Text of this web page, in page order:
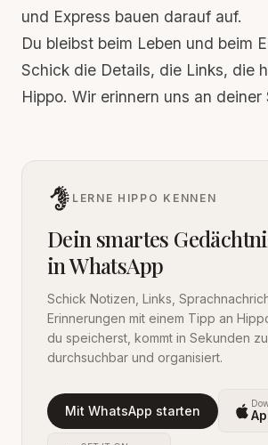
und Express bauen darauf auf.
Du bleibst beim Leben und beim
Schick die Details, die Links, die
Hippo. Wir erinnern uns an deiner
LERNE HIPPO KENNEN
Dein smartes
in WhatsApp
Schick Notizen, Links,
Erinnerungen mit einem Tipp an
du speicherst, kommt in Sekunden
durchsuchbar und organisiert.
Mit WhatsApp starten